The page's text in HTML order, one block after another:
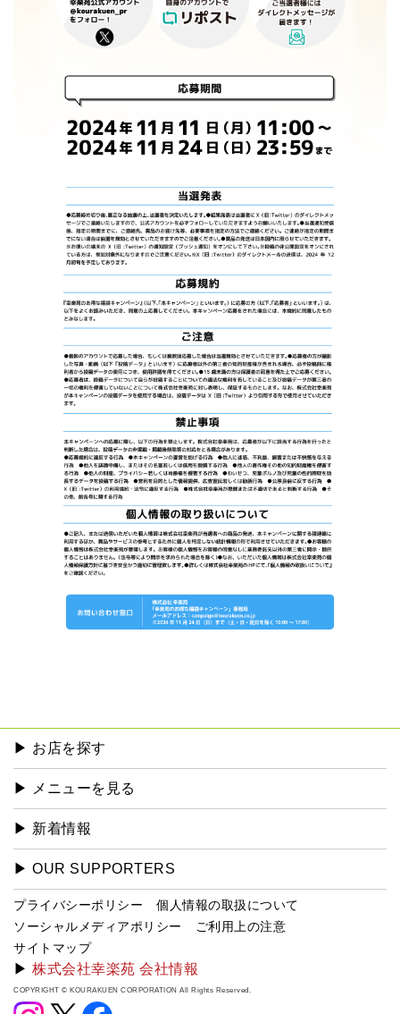
▶︎ お店を探す
▶︎ メニューを見る
▶︎ 新着情報
▶︎ OUR SUPPORTERS
プライバシーポリシー
個人情報の取扱について
ソーシャルメディアポリシー
ご利用上の注意
サイトマップ
▶ 株式会社幸楽苑 会社情報
COPYRIGHT © KOURAKUEN CORPORATION All Rights Reserved.